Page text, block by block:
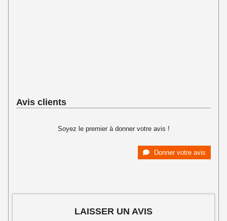
Avis clients
Soyez le premier à donner votre avis !
Donner votre avis
LAISSER UN AVIS